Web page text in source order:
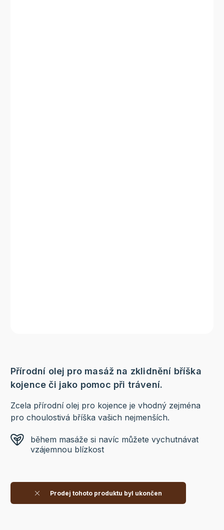
Přírodní olej pro masáž na zklidnění bříška
kojence či jako pomoc při trávení.
Zcela přírodní olej pro kojence je vhodný zejména
pro choulostivá bříška vašich nejmenších.
během masáže si navíc můžete vychutnávat
vzájemnou blízkost
Prodej tohoto produktu byl ukončen